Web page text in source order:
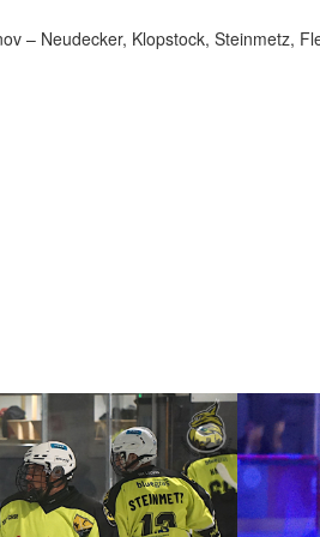
– Neudecker, Klopstock, Steinmetz,